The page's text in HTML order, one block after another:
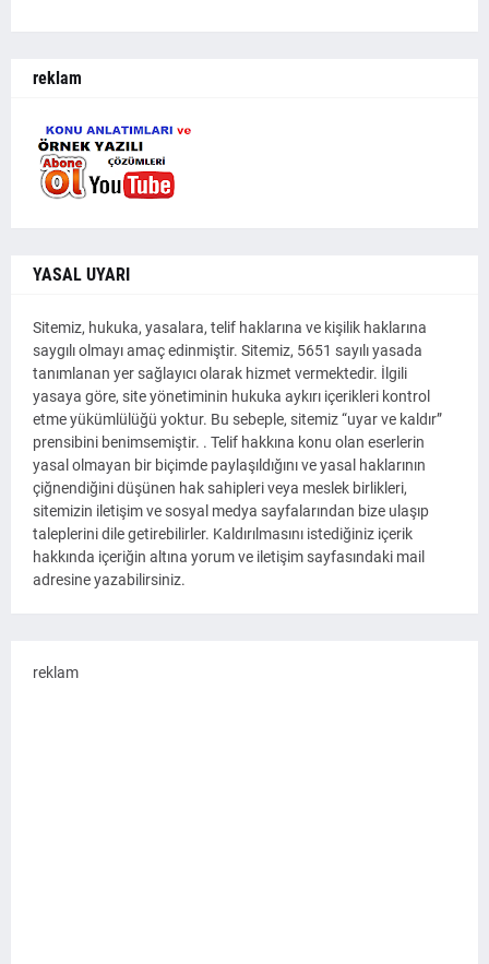
reklam
YASAL UYARI
Sitemiz, hukuka, yasalara, telif haklarına ve kişilik haklarına
saygılı olmayı amaç edinmiştir. Sitemiz, 5651 sayılı yasada
tanımlanan yer sağlayıcı olarak hizmet vermektedir. İlgili
yasaya göre, site yönetiminin hukuka aykırı içerikleri kontrol
etme yükümlülüğü yoktur. Bu sebeple, sitemiz “uyar ve kaldır”
prensibini benimsemiştir. . Telif hakkına konu olan eserlerin
yasal olmayan bir biçimde paylaşıldığını ve yasal haklarının
çiğnendiğini düşünen hak sahipleri veya meslek birlikleri,
sitemizin iletişim ve sosyal medya sayfalarından bize ulaşıp
taleplerini dile getirebilirler. Kaldırılmasını istediğiniz içerik
hakkında içeriğin altına yorum ve iletişim sayfasındaki mail
adresine yazabilirsiniz.
reklam